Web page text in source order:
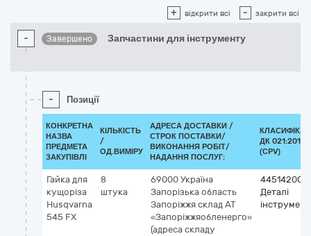
+ відкрити всі - закрити всі
- Завершено Запчастини для інструменту
- Позиції
КОНКРЕТНА
НАЗВА
ПРЕДМЕТА
ЗАКУПІВЛІ
КІЛЬКІСТЬ
/
ОД.ВИМІРУ
АДРЕСА ДОСТАВКИ /
СТРОК ПОСТАВКИ/
ВИКОНАННЯ РОБІТ/
НАДАННЯ ПОСЛУГ:
ДК 021:2015
(CPV)
Гайка для
кущоріза
Husqvarna
545 FX
8
штука
69000 Україна
Запорізька область
Запоріжжя склад АТ
«Запоріжжяобленерго»
(адреса складу
44514200-
Деталі